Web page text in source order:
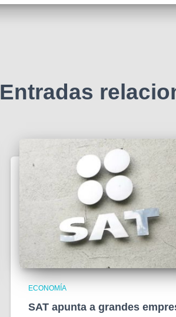
Entradas
ECONOMÍA
SAT apunta a grandes